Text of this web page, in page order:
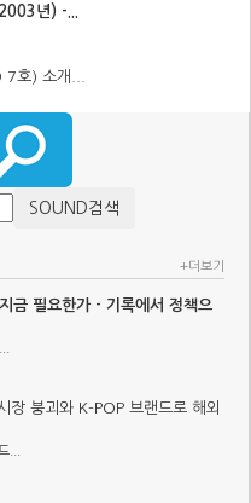
년) -...
호) 소개...
+더보기
금 필요한가 - 기록에서 정책으
붕괴와 K-POP 브랜드로 해외
...